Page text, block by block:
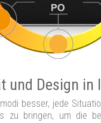
und Design in
besser, jede
zu bringen, um die